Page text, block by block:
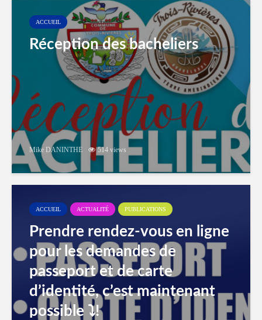
ACCUEIL
Réception des bacheliers
Mike DANINTHE 514 views
ACCUEIL ACTUALITÉ PUBLICATIONS
Prendre rendez-vous en ligne
pour les demandes de
passeport et de carte
d’identité, c’est maintenant
possible ⤵️!